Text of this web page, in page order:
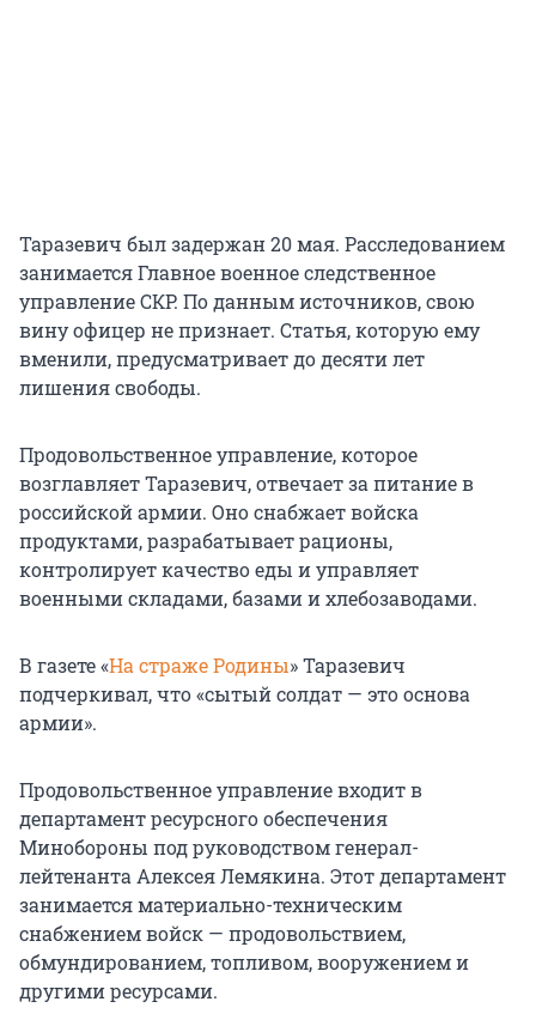
Таразевич был задержан 20 мая. Расследованием
занимается Главное военное следственное
управление СКР. По данным источников, свою
вину офицер не признает. Статья, которую ему
вменили, предусматривает до десяти лет
лишения свободы.
Продовольственное управление, которое
возглавляет Таразевич, отвечает за питание в
российской армии. Оно снабжает войска
продуктами, разрабатывает рационы,
контролирует качество еды и управляет
военными складами, базами и хлебозаводами.
В газете «На страже Родины» Таразевич
подчеркивал, что «сытый солдат — это основа
армии».
Продовольственное управление входит в
департамент ресурсного обеспечения
Минобороны под руководством генерал-
лейтенанта Алексея Лемякина. Этот департамент
занимается материально-техническим
снабжением войск — продовольствием,
обмундированием, топливом, вооружением и
другими ресурсами.